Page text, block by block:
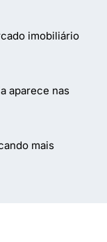
imobiliário
aparece nas
mais